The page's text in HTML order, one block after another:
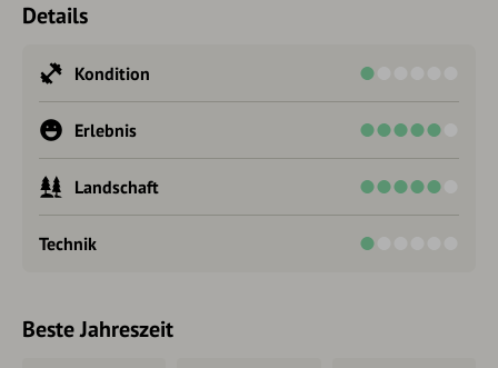
Details
Kondition
Erlebnis
Landschaft
Technik
Beste Jahreszeit